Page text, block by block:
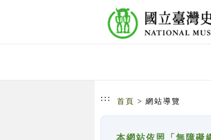
::: 首頁 > 網站導覽
本網站依照「無障礙